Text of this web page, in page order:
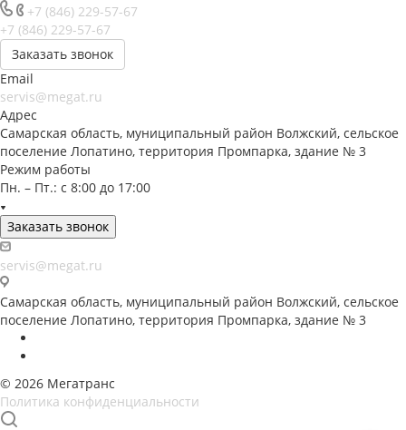
+7 (846) 229-57-67
+7 (846) 229-57-67
Заказать звонок
Email
servis@megat.ru
Адрес
Самарская область, муниципальный район Волжский, сельское
поселение Лопатино, территория Промпарка, здание № 3
Режим работы
Пн. – Пт.: с 8:00 до 17:00
Заказать звонок
servis@megat.ru
Самарская область, муниципальный район Волжский, сельское
поселение Лопатино, территория Промпарка, здание № 3
© 2026 Мегатранс
Политика конфиденциальности